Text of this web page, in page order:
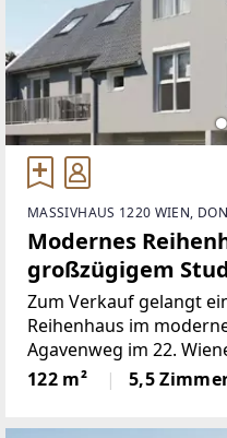
MASSIVHAUS 1220 WIEN,
Modernes
großzügigem
Erstbezug | 1220
Zum Verkauf gelangt
Reihenhaus im
Agavenweg im 22.
Immobilie überzeugt
Raumaufteilung über
122 m² 5,5